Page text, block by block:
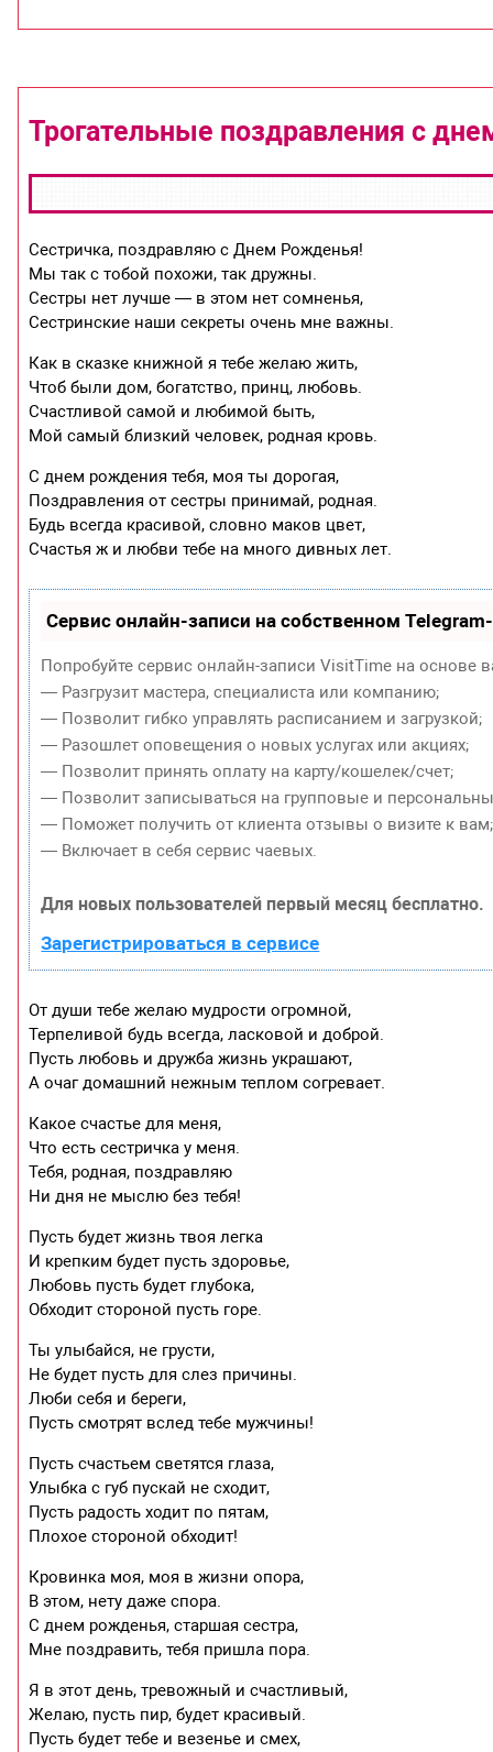
Трогательные поздравления с
Сестричка, поздравляю с Днем Рожденья!
Мы так с тобой похожи, так дружны.
Сестры нет лучше — в этом нет сомненья,
Сестринские наши секреты очень мне важны.
Как в сказке книжной я тебе желаю жить,
Чтоб были дом, богатство, принц, любовь.
Счастливой самой и любимой быть,
Мой самый близкий человек, родная кровь.
С днем рождения тебя, моя ты дорогая,
Поздравления от сестры принимай, родная.
Будь всегда красивой, словно маков цвет,
Счастья ж и любви тебе на много дивных лет.
Сервис онлайн-записи на собственном
Попробуйте сервис онлайн-записи VisitTime на основе
— Разгрузит мастера, специалиста или компанию;
— Позволит гибко управлять расписанием и загрузкой;
— Разошлет оповещения о новых услугах или акциях;
— Позволит принять оплату на карту/кошелек/счет;
— Позволит записываться на групповые и
— Поможет получить от клиента отзывы о визите к вам;
— Включает в себя сервис чаевых.
Для новых пользователей первый месяц бесплатно.
Зарегистрироваться в сервисе
От души тебе желаю мудрости огромной,
Терпеливой будь всегда, ласковой и доброй.
Пусть любовь и дружба жизнь украшают,
А очаг домашний нежным теплом согревает.
Какое счастье для меня,
Что есть сестричка у меня.
Тебя, родная, поздравляю
Ни дня не мыслю без тебя!
Пусть будет жизнь твоя легка
И крепким будет пусть здоровье,
Любовь пусть будет глубока,
Обходит стороной пусть горе.
Ты улыбайся, не грусти,
Не будет пусть для слез причины.
Люби себя и береги,
Пусть смотрят вслед тебе мужчины!
Пусть счастьем светятся глаза,
Улыбка с губ пускай не сходит,
Пусть радость ходит по пятам,
Плохое стороной обходит!
Кровинка моя, моя в жизни опора,
В этом, нету даже спора.
С днем рожденья, старшая сестра,
Мне поздравить, тебя пришла пора.
Я в этот день, тревожный и счастливый,
Желаю, пусть пир, будет красивый.
Пусть будет тебе и везенье и смех,